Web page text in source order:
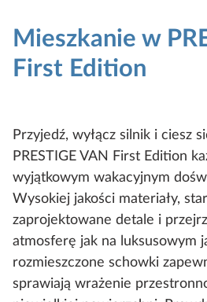
Mieszkanie w
First Edition
Przyjedź, wyłącz silnik i ciesz
PRESTIGE VAN First Edition
wyjątkowym wakacyjnym
Wysokiej jakości materiały,
zaprojektowane detale i
atmosferę jak na luksusowym
rozmieszczone schowki
sprawiają wrażenie